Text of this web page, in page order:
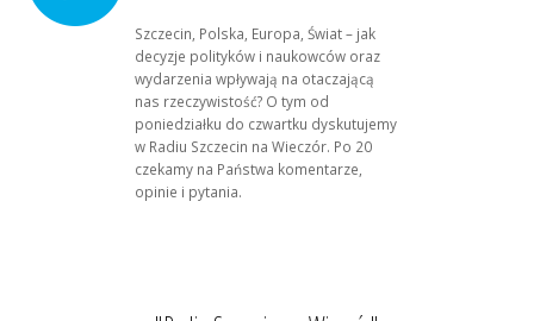
Szczecin, Polska, Europa, Świat – jak
decyzje polityków i naukowców oraz
wydarzenia wpływają na otaczającą
nas rzeczywistość? O tym od
poniedziałku do czwartku dyskutujemy
w Radiu Szczecin na Wieczór. Po 20
czekamy na Państwa komentarze,
opinie i pytania.